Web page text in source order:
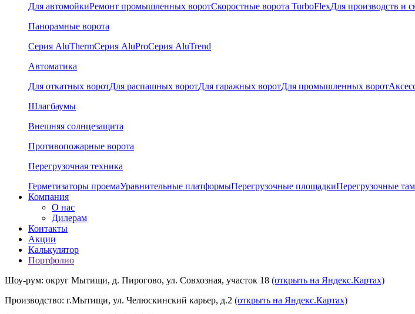
Для автомойкиРемонт промышленных воротСкоростные ворота TurboFlexДля производств и
Панорамные ворота
Серия AluThermСерия AluProСерия AluTrend
Автоматика
Для откатных воротДля распашных воротДля гаражных воротДля промышленных ворот
Шлагбаумы
Внешняя солнцезащита
Противопожарные ворота
Перегрузочная техника
Герметизаторы проемаУравнительные платформыПерегрузочные площадкиПерегрузочные
Компания
О нас
Дилерам
Контакты
Акции
Калькулятор
Портфолио
Шоу-рум: округ Мытищи, д. Пирогово, ул. Совхозная, участок 18 (открыть на Яндекс.Картах)
Производство: г.Мытищи, ул. Челюскинский карьер, д.2 (открыть на Яндекс.Картах)